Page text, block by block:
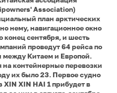
Association)
план арктических
нему, навигационное окно
конец сентября, и шесть
проведут 64 рейса по
между Китаем и Европой.
на контейнерные перевозки
их было 23. Первое судно
XIN XIN HAI 1 прибудет в